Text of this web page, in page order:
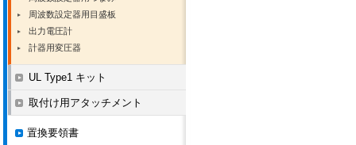
周波数設定器用目盛板
出力電圧計
計器用変圧器
UL Type1 キット
取付け用アタッチメント
置換要領書